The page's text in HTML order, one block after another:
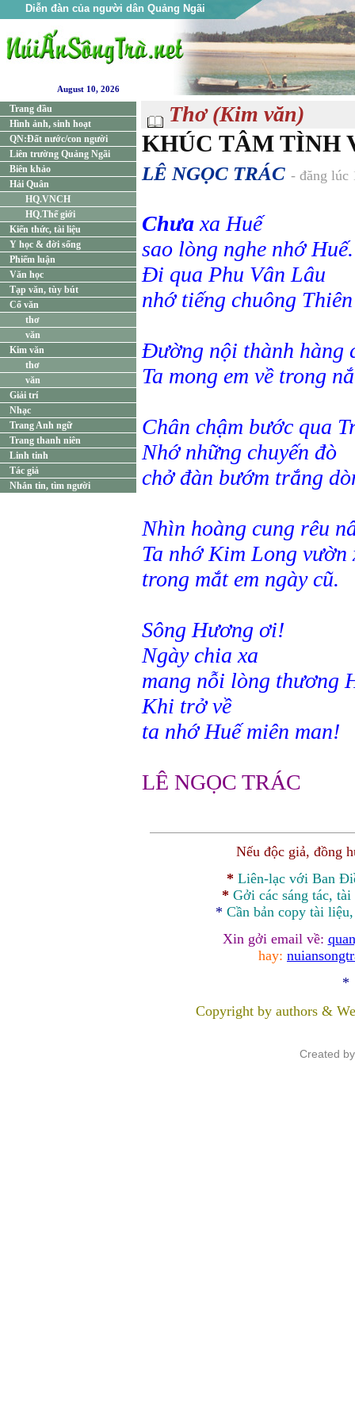
Diễn đàn của người dân Quảng Ngãi
August 10, 2026
Trang đầu
Hình ảnh, sinh hoạt
QN:Đất nước/con người
Liên trường Quảng Ngãi
Biên khảo
Hải Quân
HQ.VNCH
HQ.Thế giới
Kiến thức, tài liệu
Y học & đời sống
Phiếm luận
Văn học
Tạp văn, tùy bút
Cổ văn
thơ
văn
Kim văn
thơ
văn
Giải trí
Nhạc
Trang Anh ngữ
Trang thanh niên
Linh tinh
Tác giả
Nhắn tin, tìm người
Thơ (Kim văn)
KHÚC TÂM TÌNH
LÊ NGỌC TRÁC - đăng lúc
Chưa xa Huế
sao lòng nghe nhớ Huế.
Đi qua Phu Vân Lâu
nhớ tiếng chuông
Đường nội thành hàng
Ta mong em về trong
Chân chậm bước qua
Nhớ những chuyến đò
chở đàn bướm trắng
Nhìn hoàng cung rêu
Ta nhớ Kim Long vườn
trong mắt em ngày cũ.
Sông Hương ơi!
Ngày chia xa
mang nỗi lòng thương
Khi trở về
ta nhớ Huế miên man!
LÊ NGỌC TRÁC
Nếu độc giả, đồng
* Liên-lạc với Ban
* Gởi các sáng tác,
* Cần bản copy tài
Xin gởi email về:
hay:
*
Copyright by authors &
Created